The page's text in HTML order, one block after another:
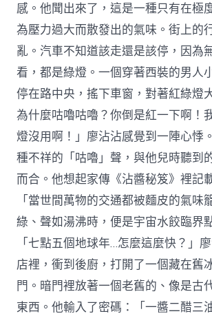
感。他聞出來了，這是一種只有在極
為壓力過大而散發出的氣味。街上的
亂。汽車不知道該走還是該停，因為
看，都是綠燈。一個穿著西裝的男人
停在路中央，搖下車窗，對著紅綠燈
為什麼咕嚕咕嚕？你倒是紅一下啊！
燈沒用啊！」廖沾沾感覺到一陣心悸
種不祥的「咕嚕」聲，與他兒時聽到
而合。他想起家傳《沾醬秘笈》裡記
「當世間萬物的交通都被麵皮的氣味
綠、聲如湯沸時，便是宇宙水餃臨界
「七點五個地球年…怎麼這麼快？」
店裡，衝到後廚，打開了一個藏在舊
門。暗門裡放著一個老舊的、像是古
東西。他輸入了密碼：「一醬二醋三